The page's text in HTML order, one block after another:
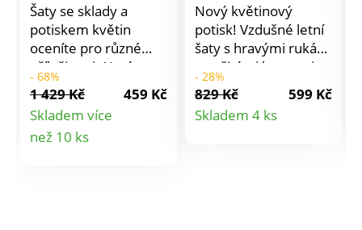
Šaty se sklady a
potiskem květin
oceníte pro různé
příležitosti. Navíc v
lichotivém střihu a s
volánovými detaily,
zdůrazní Vaši
ženskost. Vpředu
- 68%
1 429 Kč
459 Kč
Skladem více
než 10 ks
Nový květinový
potisk! Vzdušné letní
šaty s hravými rukávy
a našitými kapsami -
lehké, ležérní a velmi
lichotivé.
- 28%
829 Kč
599 Kč
Skladem 4 ks
Detail